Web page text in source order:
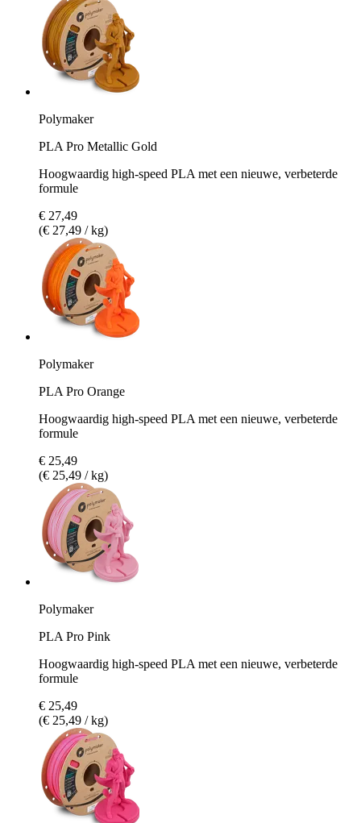
Polymaker
PLA Pro Metallic Gold
Hoogwaardig high-speed PLA met een nieuwe, verbeterde
formule
€ 27,49
(€ 27,49 / kg)
Polymaker
PLA Pro Orange
Hoogwaardig high-speed PLA met een nieuwe, verbeterde
formule
€ 25,49
(€ 25,49 / kg)
Polymaker
PLA Pro Pink
Hoogwaardig high-speed PLA met een nieuwe, verbeterde
formule
€ 25,49
(€ 25,49 / kg)